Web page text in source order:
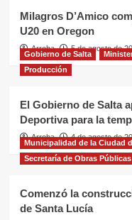
Milagros D’Amico
U20 en Oregon
Arroba 5 de agosto de
Gobierno de Salta
Producción
El Gobierno de Salta
Deportiva para la
Arroba 4 de agosto de
Municipalidad de la Ciudad
Secretaría de Obras Públicas
Comenzó la
de Santa Lucía